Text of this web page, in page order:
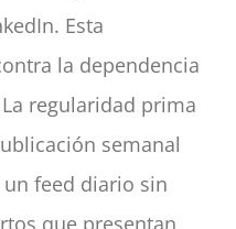
Esta
la dependencia
regularidad prima
semanal
feed diario sin
que presentan